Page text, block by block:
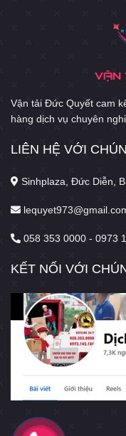
Vận tải Đức Quyết cam
hàng dịch vụ chuyên
LIÊN HỆ VỚI
Sinhplaza, Đức Diễn,
058 353 0000 - 0973
KẾT NỐI VỚI